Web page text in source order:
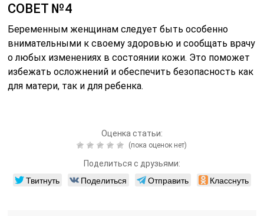
СОВЕТ №4
Беременным женщинам следует быть особенно
внимательными к своему здоровью и сообщать врачу
о любых изменениях в состоянии кожи. Это поможет
избежать осложнений и обеспечить безопасность как
для матери, так и для ребенка.
Оценка статьи:
(пока оценок нет)
Поделиться с друзьями:
Твитнуть Поделиться Отправить Класснуть